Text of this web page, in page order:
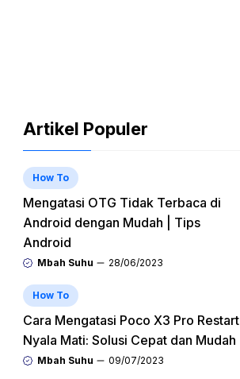
Artikel Populer
How To
Mengatasi OTG Tidak Terbaca di
Android dengan Mudah | Tips
Android
Mbah Suhu 28/06/2023
How To
Cara Mengatasi Poco X3 Pro Restart
Nyala Mati: Solusi Cepat dan Mudah
Mbah Suhu 09/07/2023